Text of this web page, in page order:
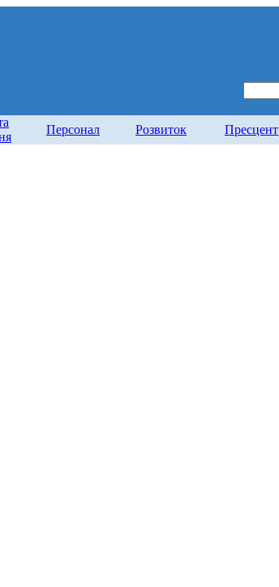
Персонал Розвиток